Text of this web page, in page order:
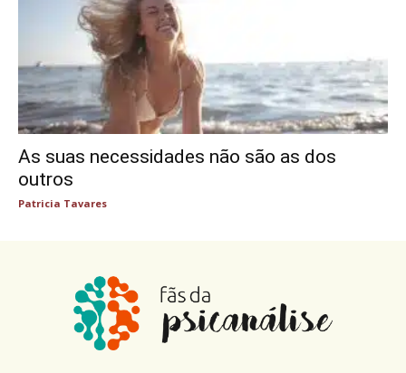
As suas necessidades não são as dos
outros
Patricia Tavares